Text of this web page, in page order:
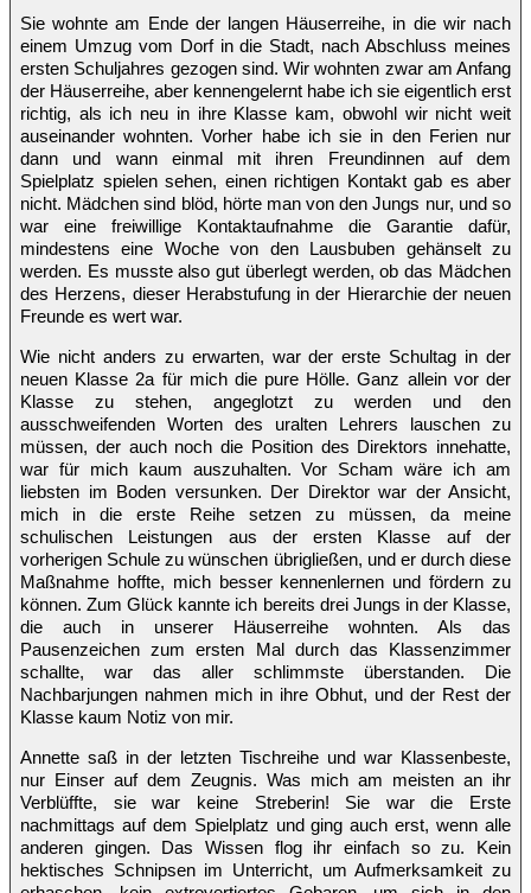
Sie wohnte am Ende der langen Häuserreihe, in die wir nach
einem Umzug vom Dorf in die Stadt, nach Abschluss meines
ersten Schuljahres gezogen sind. Wir wohnten zwar am Anfang
der Häuserreihe, aber kennengelernt habe ich sie eigentlich erst
richtig, als ich neu in ihre Klasse kam, obwohl wir nicht weit
auseinander wohnten. Vorher habe ich sie in den Ferien nur
dann und wann einmal mit ihren Freundinnen auf dem
Spielplatz spielen sehen, einen richtigen Kontakt gab es aber
nicht. Mädchen sind blöd, hörte man von den Jungs nur, und so
war eine freiwillige Kontaktaufnahme die Garantie dafür,
mindestens eine Woche von den Lausbuben gehänselt zu
werden. Es musste also gut überlegt werden, ob das Mädchen
des Herzens, dieser Herabstufung in der Hierarchie der neuen
Freunde es wert war.
Wie nicht anders zu erwarten, war der erste Schultag in der
neuen Klasse 2a für mich die pure Hölle. Ganz allein vor der
Klasse zu stehen, angeglotzt zu werden und den
ausschweifenden Worten des uralten Lehrers lauschen zu
müssen, der auch noch die Position des Direktors innehatte,
war für mich kaum auszuhalten. Vor Scham wäre ich am
liebsten im Boden versunken. Der Direktor war der Ansicht,
mich in die erste Reihe setzen zu müssen, da meine
schulischen Leistungen aus der ersten Klasse auf der
vorherigen Schule zu wünschen übrigließen, und er durch diese
Maßnahme hoffte, mich besser kennenlernen und fördern zu
können. Zum Glück kannte ich bereits drei Jungs in der Klasse,
die auch in unserer Häuserreihe wohnten. Als das
Pausenzeichen zum ersten Mal durch das Klassenzimmer
schallte, war das aller schlimmste überstanden. Die
Nachbarjungen nahmen mich in ihre Obhut, und der Rest der
Klasse kaum Notiz von mir.
Annette saß in der letzten Tischreihe und war Klassenbeste,
nur Einser auf dem Zeugnis. Was mich am meisten an ihr
Verblüffte, sie war keine Streberin! Sie war die Erste
nachmittags auf dem Spielplatz und ging auch erst, wenn alle
anderen gingen. Das Wissen flog ihr einfach so zu. Kein
hektisches Schnipsen im Unterricht, um Aufmerksamkeit zu